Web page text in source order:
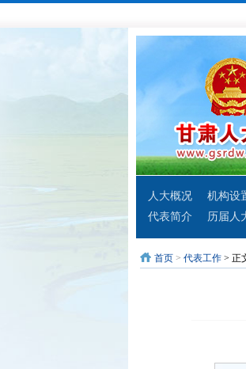
人大概况
机构设
代表简介
历届人
首页 > 代表工作 > 正